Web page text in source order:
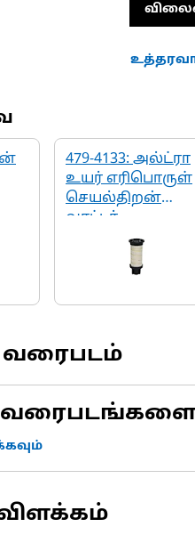
479-4133: அல்ட்ரா
உயர் எரிபொருள்
செயல்திறன்
வாட்டர்
செப்பரேட்டர்